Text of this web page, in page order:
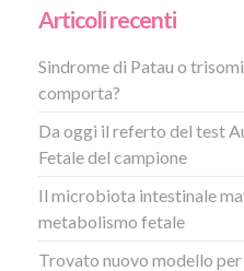
Articoli recenti
Sindrome di Patau o
comporta?
Da oggi il referto del test
Fetale del campione
Il microbiota intestinale
metabolismo fetale
Trovato nuovo modello